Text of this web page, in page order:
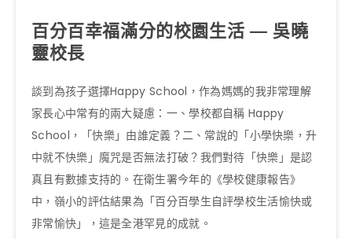
百分百幸福滿分的校園生活 — 吳曉
靈校長
談到為孩子選擇Happy School，作為媽媽的我非常理解
家長心中常有的兩大疑慮：一、學校都自稱 Happy
School，「快樂」由誰定義？二、常說的「小學快樂，升
中就不快樂」魔咒是否無法打破？我們對待「快樂」是認
真且有數據支持的。在衛生署今年的《學校健康報告》
中，嶺小的評估結果為「百分百學生自評學校生活愉快或
非常愉快」，這是全港罕見的成就。